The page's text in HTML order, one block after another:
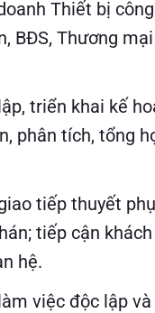
Thiết bị
BĐS, Thương
triển khai kế
phân tích, tổng
tiếp thuyết
tiếp cận
hệ.
việc độc lập